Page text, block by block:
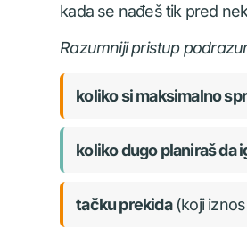
kada se nađeš tik pred
Razumniji pristup
koliko si maksimalno
koliko dugo planiraš da
tačku prekida(koji iznos